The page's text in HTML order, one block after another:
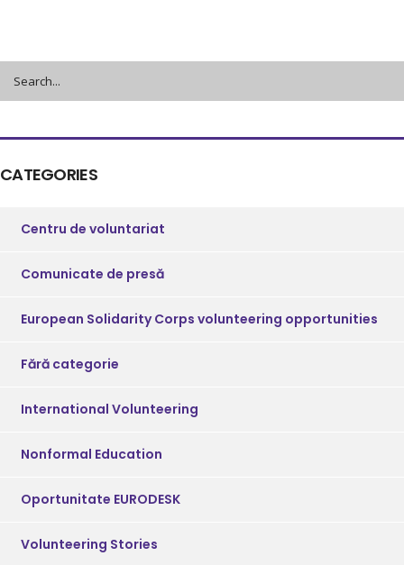
CATEGORIES
Centru de voluntariat
Comunicate de presă
European Solidarity Corps volunteering opportunities
Fără categorie
International Volunteering
Nonformal Education
Oportunitate EURODESK
Volunteering Stories